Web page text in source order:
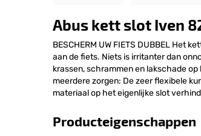
Abus kett slot Iven
BESCHERM UW FIETS DUBBEL Het
aan de fiets. Niets is irritanter dan
krassen, schrammen en lakschade
meerdere zorgen: De zeer flexibele
materiaal op het eigenlijke slot
Producteigenschappen